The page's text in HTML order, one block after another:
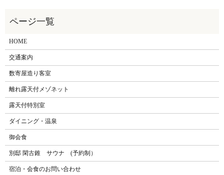
HOME
交通案内
数寄屋造り客室
離れ露天付メゾネット
露天付特別室
ダイニング・温泉
御会食
別邸 閑古錐 サウナ (予約制）
宿泊・会食のお問い合わせ